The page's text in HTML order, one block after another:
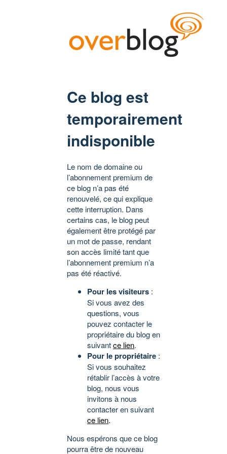
Ce blog est
temporairement
indisponible
Le nom de domaine ou
l’abonnement premium de
ce blog n’a pas été
renouvelé, ce qui explique
cette interruption. Dans
certains cas, le blog peut
également être protégé par
un mot de passe, rendant
son accès limité tant que
l’abonnement premium n’a
pas été réactivé.
Pour les visiteurs :
Si vous avez des
questions, vous
pouvez contacter le
propriétaire du blog en
suivantce lien.
Pour le propriétaire :
Si vous souhaitez
rétablir l’accès à votre
blog, nous vous
invitons à nous
contacter en suivant
ce lien.
Nous espérons que ce blog
pourra être de nouveau